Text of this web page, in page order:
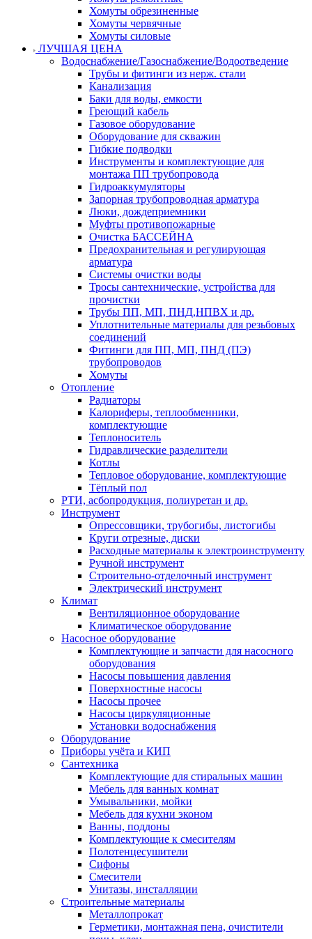
Хомуты обрезиненные
Хомуты червячные
Хомуты силовые
ЛУЧШАЯ ЦЕНА
Водоснабжение/Газоснабжение/Водоотведение
Трубы и фитинги из нерж. стали
Канализация
Баки для воды, емкости
Греющий кабель
Газовое оборудование
Оборудование для скважин
Гибкие подводки
Инструменты и комплектующие для
монтажа ПП трубопровода
Гидроаккумуляторы
Запорная трубопроводная арматура
Люки, дождеприемники
Муфты противопожарные
Очистка БАССЕЙНА
Предохранительная и регулирующая
арматура
Системы очистки воды
Тросы сантехнические, устройства для
прочистки
Трубы ПП, МП, ПНД,НПВХ и др.
Уплотнительные материалы для резьбовых
соединений
Фитинги для ПП, МП, ПНД (ПЭ)
трубопроводов
Хомуты
Отопление
Радиаторы
Калориферы, теплообменники,
комплектующие
Теплоноситель
Гидравлические разделители
Котлы
Тепловое оборудование, комплектующие
Тёплый пол
РТИ, асбопродукция, полиуретан и др.
Инструмент
Опрессовщики, трубогибы, листогибы
Круги отрезные, диски
Расходные материалы к электроинструменту
Ручной инструмент
Строительно-отделочный инструмент
Электрический инструмент
Климат
Вентиляционное оборудование
Климатическое оборудование
Насосное оборудование
Комплектующие и запчасти для насосного
оборудования
Насосы повышения давления
Поверхностные насосы
Насосы прочее
Насосы циркуляционные
Установки водоснабжения
Оборудование
Приборы учёта и КИП
Сантехника
Комплектующие для стиральных машин
Мебель для ванных комнат
Умывальники, мойки
Мебель для кухни эконом
Ванны, поддоны
Комплектующие к смесителям
Полотенцесушители
Сифоны
Смесители
Унитазы, инсталляции
Строительные материалы
Металлопрокат
Герметики, монтажная пена, очистители